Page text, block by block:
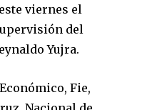
viernes el
del
Yujra.
Fie,